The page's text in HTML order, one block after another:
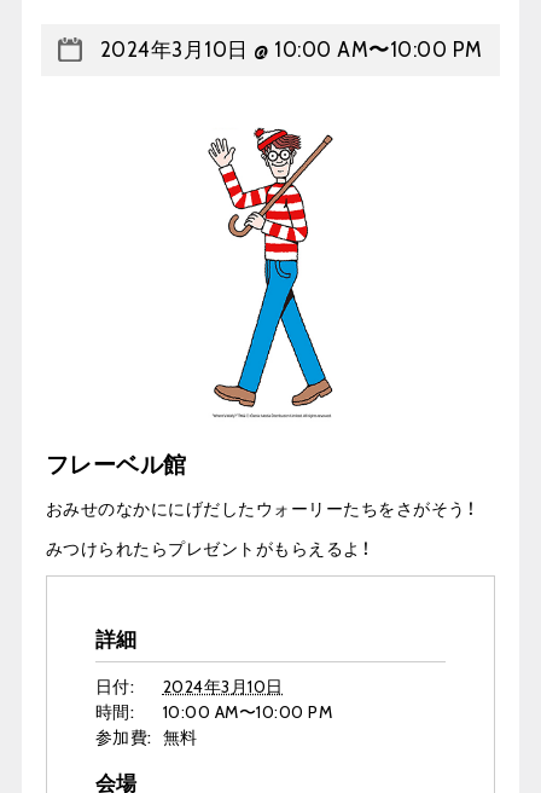
2024年3月10日 @ 10:00 AM〜10:00 PM
フレーベル館
おみせのなかににげだしたウォーリーたちをさがそう！
みつけられたらプレゼントがもらえるよ！
詳細
日付:
2024年3月10日
時間:
10:00 AM〜10:00 PM
参加費: 無料
会場